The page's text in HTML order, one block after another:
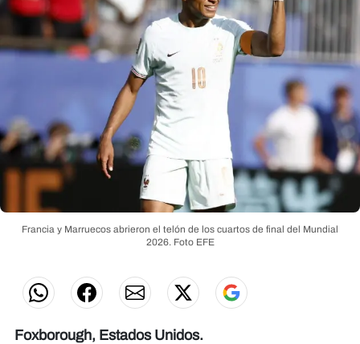
Francia y Marruecos abrieron el telón de los cuartos de final del Mundial
2026. Foto EFE
Foxborough, Estados Unidos.